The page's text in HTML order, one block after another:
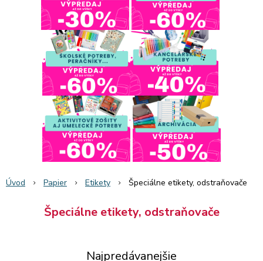
Úvod Papier Etikety Špeciálne etikety, odstraňovače
Špeciálne etikety, odstraňovače
Najpredávanejšie